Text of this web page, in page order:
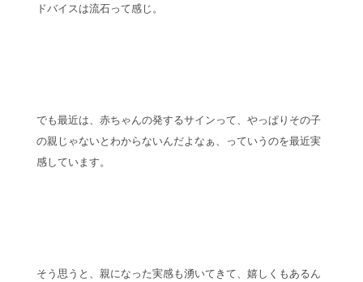
ドバイスは流石って感じ。
でも最近は、赤ちゃんの発するサインって、やっぱりその子
の親じゃないとわからないんだよなぁ、っていうのを最近実
感しています。
そう思うと、親になった実感も湧いてきて、嬉しくもあるん